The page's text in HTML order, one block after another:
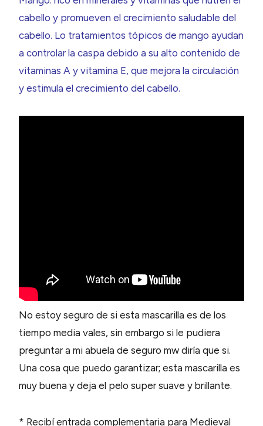
cabello y promueven el crecimiento saludable del
cabello. Lo tratamientos tópicos de mango ayudan
a controlar la caspa debido a su alto contenido de
vitaminas A y vitamina E, que mejora la circulación
y estimula el crecimiento del cabello.
No estoy seguro de si esta mascarilla es de los
tiempo media vales, sin embargo si le pudiera
preguntar a mi abuela de seguro mw diría que si.
Una cosa que puedo garantizar; esta mascarilla es
muy buena y deja el pelo super suave y brillante.
* Recibí entrada complementaria para Medieval